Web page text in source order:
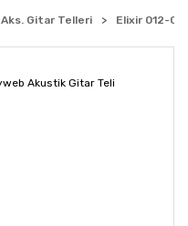
Aks. Gitar Telleri Elixir 012-